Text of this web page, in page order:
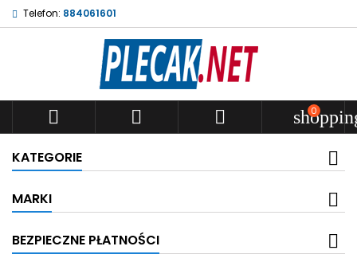
Telefon: 884061601
   0
KATEGORIE
MARKI
BEZPIECZNE PŁATNOŚCI